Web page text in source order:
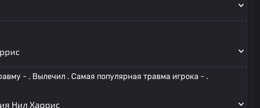
- . Вылечил . Самая популярная травма игрока - .
Нил Харрис